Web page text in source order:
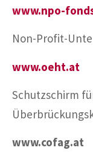
www.npo-
Non-Profit-
www.oeht.at
Schutzschirm
www.cofag.at